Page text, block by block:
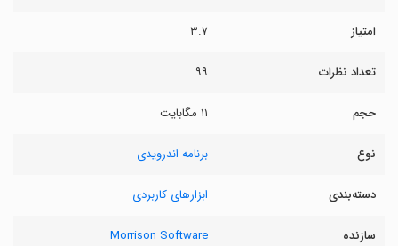
امتیاز ۳.۷
تعداد نظرات ۹۹
حجم ۱۱ مگابایت
نوع برنامه اندرویدی
دسته‌بندی ابزارهای کاربردی
سازنده Morrison Software